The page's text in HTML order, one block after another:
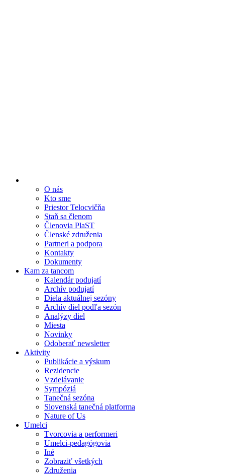
O nás
Kto sme
Priestor Telocvičňa
Staň sa členom
Členovia PlaST
Členské združenia
Partneri a podpora
Kontakty
Dokumenty
Kam za tancom
Kalendár podujatí
Archív podujatí
Diela aktuálnej sezóny
Archív diel podľa sezón
Analýzy diel
Miesta
Novinky
Odoberať newsletter
Aktivity
Publikácie a výskum
Rezidencie
Vzdelávanie
Sympóziá
Tanečná sezóna
Slovenská tanečná platforma
Nature of Us
Umelci
Tvorcovia a performeri
Umelci-pedagógovia
Iné
Zobraziť všetkých
Združenia